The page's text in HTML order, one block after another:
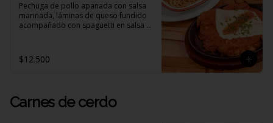
Pechuga de pollo apanada con salsa
marinada, láminas de queso fundido
acompañado con spaguetti en salsa
$12.500
Carnes de cerdo